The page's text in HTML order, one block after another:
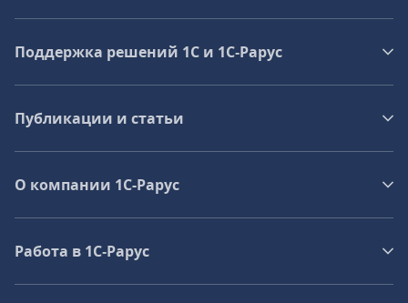
Поддержка решений 1С и 1С‑Рарус
Публикации и статьи
О компании 1C-Рарус
Работа в 1С‑Рарус